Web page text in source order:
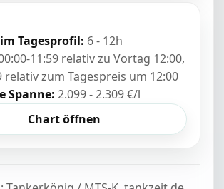
Tagesprofil: 6 - 12h
11:59 relativ zu Vortag 12:00,
relativ zum Tagespreis um 12:00
Spanne: 2.099 - 2.309 €/l
Chart öffnen